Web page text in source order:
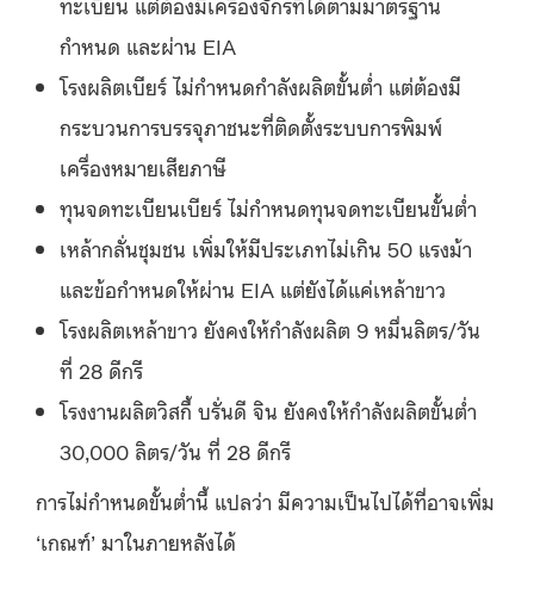
กำหนด และผ่าน EIA
โรงผลิตเบียร์ ไม่กำหนดกำลังผลิตขั้นต่ำ แต่ต้องมี
กระบวนการบรรจุภาชนะที่ติดตั้งระบบการพิมพ์
เครื่องหมายเสียภาษี
ทุนจดทะเบียนเบียร์ ไม่กำหนดทุนจดทะเบียนขั้นต่ำ
เหล้ากลั่นชุมชน เพิ่มให้มีประเภทไม่เกิน 50 แรงม้า
และข้อกำหนดให้ผ่าน EIA แต่ยังได้แค่เหล้าขาว
โรงผลิตเหล้าขาว ยังคงให้กำลังผลิต 9 หมื่นลิตร/วัน
ที่ 28 ดีกรี
โรงงานผลิตวิสกี้ บรั่นดี จิน ยังคงให้กำลังผลิตขั้นต่ำ
30,000 ลิตร/วัน ที่ 28 ดีกรี
การไม่กำหนดขั้นต่ำนี้ แปลว่า มีความเป็นไปได้ที่อาจเพิ่ม
‘เกณฑ์’ มาในภายหลังได้